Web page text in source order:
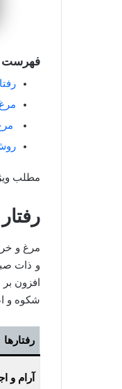
فهرست
مطلب
مرغ و
و ذات
افزون
شکوه و
رفتارها
آرام و